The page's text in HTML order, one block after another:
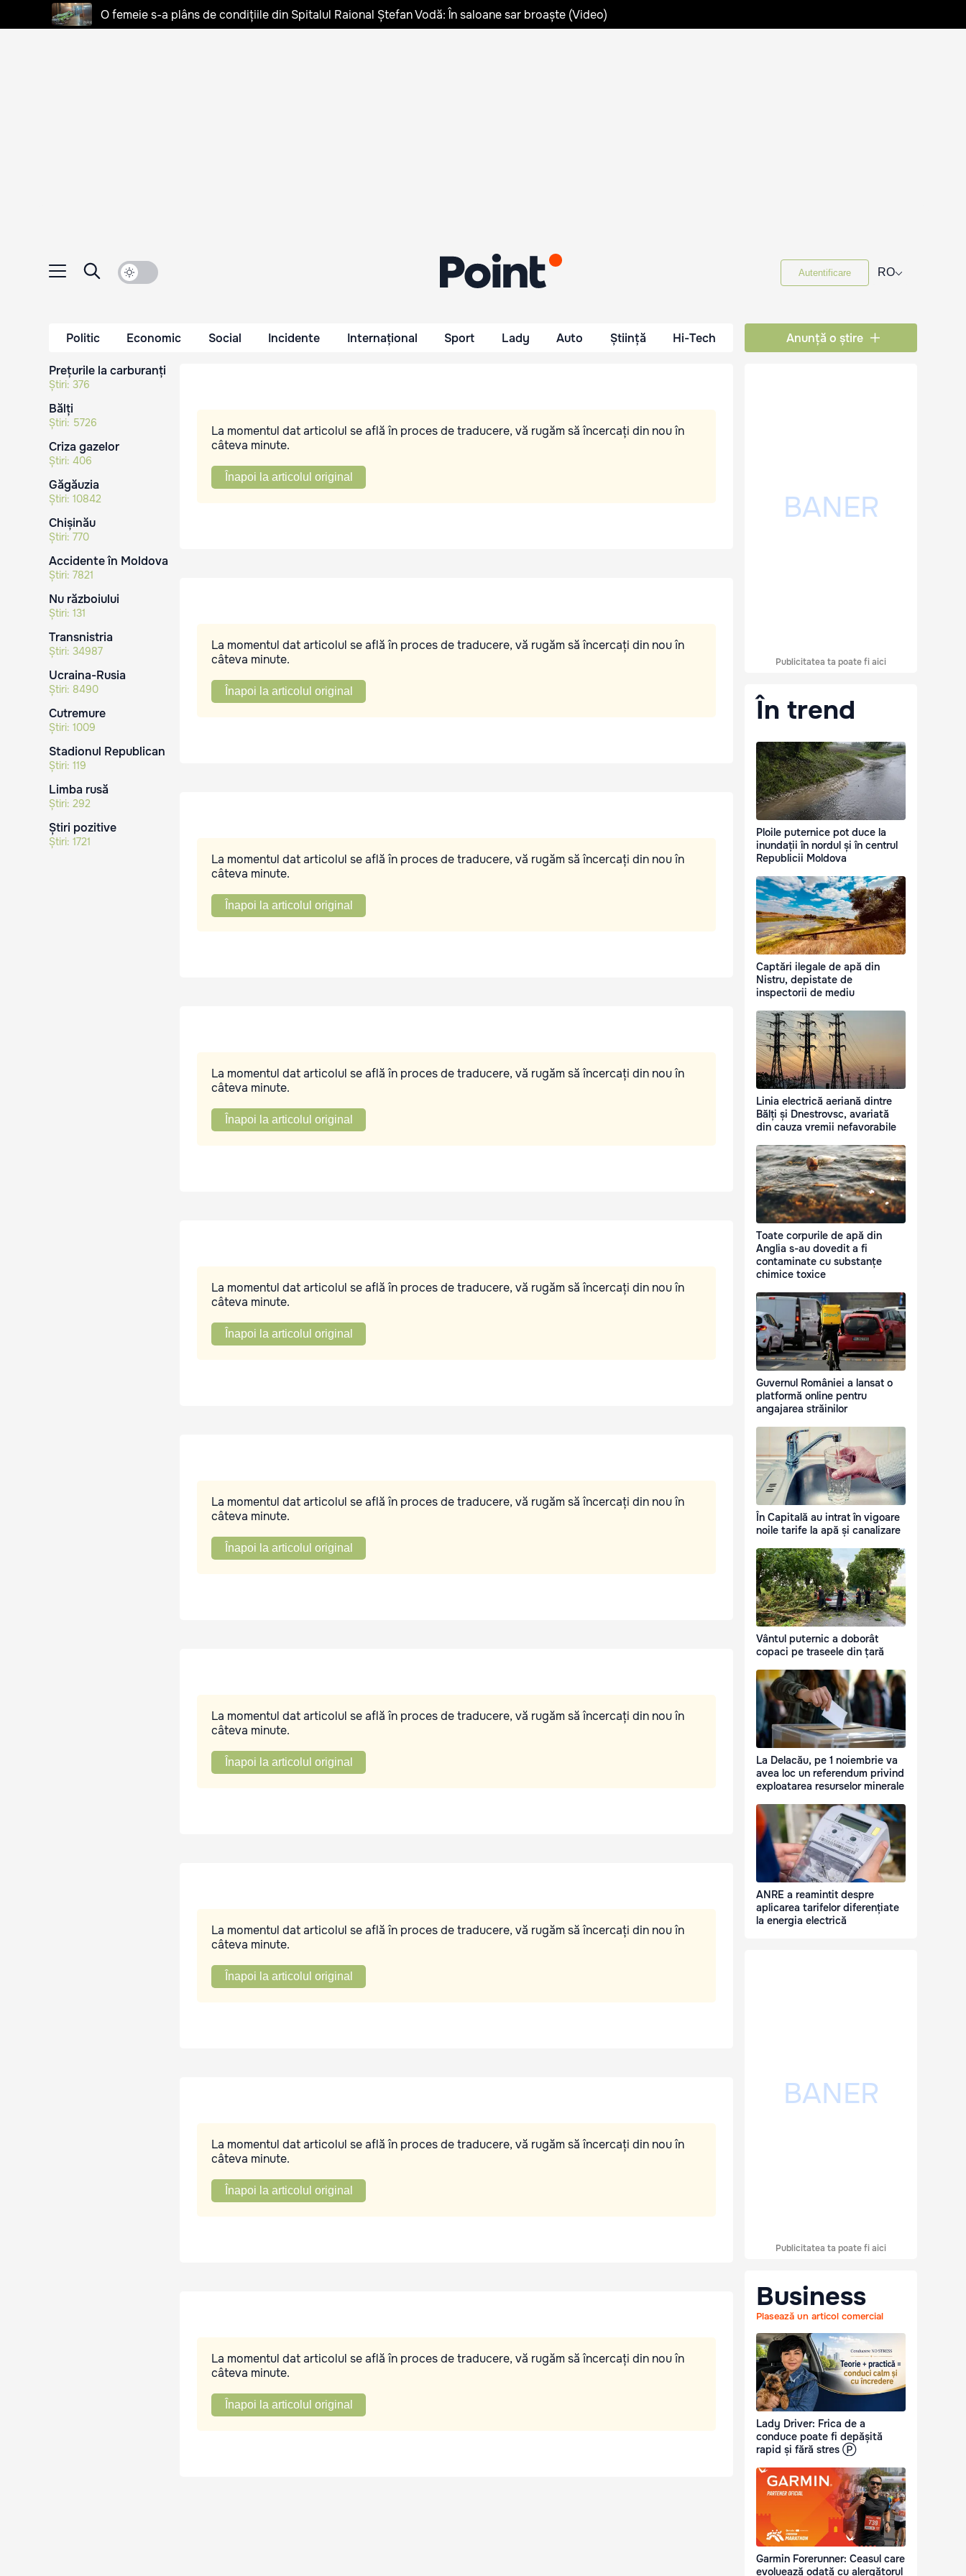
O femeie s-a plâns de condițiile din Spitalul Raional Ștefan Vodă: În saloane sar broaște (Video)
Autentificare RO⌵
Politic Economic Social Incidente Internațional Sport Lady Auto Știință Hi-Tech Anunță o știre
Prețurile la carburanți
Știri: 376
Bălți
Știri: 5726
Criza gazelor
Știri: 406
Găgăuzia
Știri: 10842
Chișinău
Știri: 770
Accidente în Moldova
Știri: 7821
Nu războiului
Știri: 131
Transnistria
Știri: 34987
Ucraina-Rusia
Știri: 8490
Cutremure
Știri: 1009
Stadionul Republican
Știri: 119
Limba rusă
Știri: 292
Știri pozitive
Știri: 1721
La momentul dat articolul se află în proces de traducere, vă rugăm să încercați din nou în
câteva minute.
Înapoi la articolul original
La momentul dat articolul se află în proces de traducere, vă rugăm să încercați din nou în
câteva minute.
Înapoi la articolul original
La momentul dat articolul se află în proces de traducere, vă rugăm să încercați din nou în
câteva minute.
Înapoi la articolul original
La momentul dat articolul se află în proces de traducere, vă rugăm să încercați din nou în
câteva minute.
Înapoi la articolul original
La momentul dat articolul se află în proces de traducere, vă rugăm să încercați din nou în
câteva minute.
Înapoi la articolul original
La momentul dat articolul se află în proces de traducere, vă rugăm să încercați din nou în
câteva minute.
Înapoi la articolul original
La momentul dat articolul se află în proces de traducere, vă rugăm să încercați din nou în
câteva minute.
Înapoi la articolul original
La momentul dat articolul se află în proces de traducere, vă rugăm să încercați din nou în
câteva minute.
Înapoi la articolul original
La momentul dat articolul se află în proces de traducere, vă rugăm să încercați din nou în
câteva minute.
Înapoi la articolul original
La momentul dat articolul se află în proces de traducere, vă rugăm să încercați din nou în
câteva minute.
Înapoi la articolul original
Publicitatea ta poate fi aici
În trend
Ploile puternice pot duce la
inundații în nordul și în centrul
Republicii Moldova
Captări ilegale de apă din
Nistru, depistate de
inspectorii de mediu
Linia electrică aeriană dintre
Bălți și Dnestrovsc, avariată
din cauza vremii nefavorabile
Toate corpurile de apă din
Anglia s-au dovedit a fi
contaminate cu substanțe
chimice toxice
Guvernul României a lansat o
platformă online pentru
angajarea străinilor
În Capitală au intrat în vigoare
noile tarife la apă și canalizare
Vântul puternic a doborât
copaci pe traseele din țară
La Delacău, pe 1 noiembrie va
avea loc un referendum privind
exploatarea resurselor minerale
ANRE a reamintit despre
aplicarea tarifelor diferențiate
la energia electrică
Publicitatea ta poate fi aici
Business
Plasează un articol comercial
Lady Driver: Frica de a
conduce poate fi depășită
rapid și fără stres Ⓟ
Garmin Forerunner: Ceasul care
evoluează odată cu alergătorul